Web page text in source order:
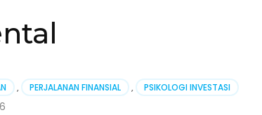
, PERJALANAN FINANSIAL , PSIKOLOGI INVESTASI